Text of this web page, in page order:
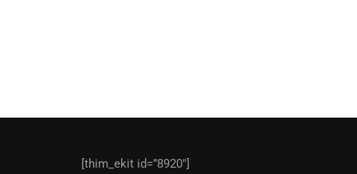
[thim_ekit id=”8920″]